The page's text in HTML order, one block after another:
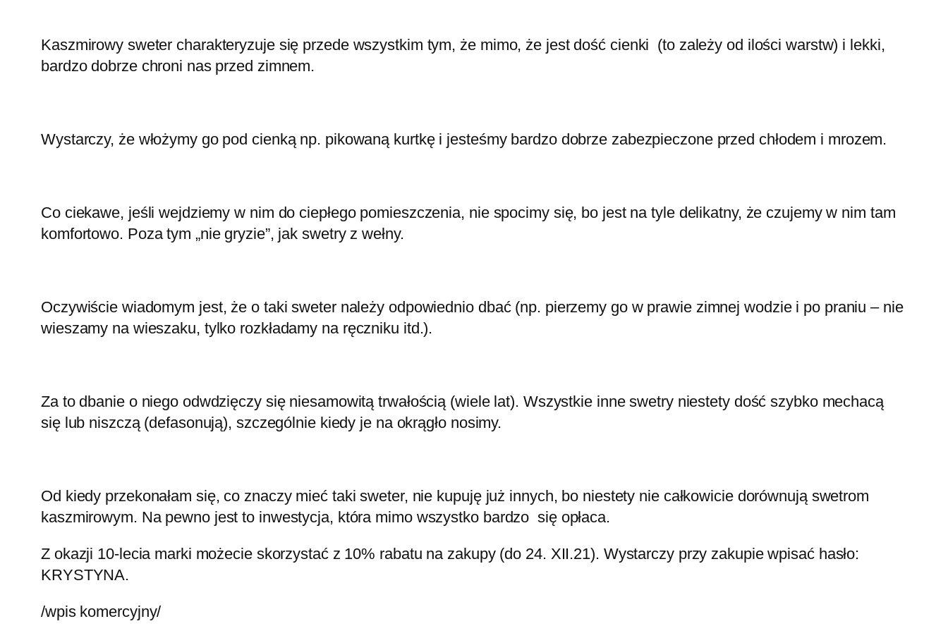
Kaszmirowy sweter charakteryzuje się przede wszystkim tym, że mimo, że jest dość cienki (to zależy od ilości warstw) i lekki,
bardzo dobrze chroni nas przed zimnem.
Wystarczy, że włożymy go pod cienką np. pikowaną kurtkę i jesteśmy bardzo dobrze zabezpieczone przed chłodem i mrozem.
Co ciekawe, jeśli wejdziemy w nim do ciepłego pomieszczenia, nie spocimy się, bo jest na tyle delikatny, że czujemy w nim tam
komfortowo. Poza tym „nie gryzie”, jak swetry z wełny.
Oczywiście wiadomym jest, że o taki sweter należy odpowiednio dbać (np. pierzemy go w prawie zimnej wodzie i po praniu – nie
wieszamy na wieszaku, tylko rozkładamy na ręczniku itd.).
Za to dbanie o niego odwdzięczy się niesamowitą trwałością (wiele lat). Wszystkie inne swetry niestety dość szybko mechacą
się lub niszczą (defasonują), szczególnie kiedy je na okrągło nosimy.
Od kiedy przekonałam się, co znaczy mieć taki sweter, nie kupuję już innych, bo niestety nie całkowicie dorównują swetrom
kaszmirowym. Na pewno jest to inwestycja, która mimo wszystko bardzo się opłaca.
Z okazji 10-lecia marki możecie skorzystać z 10% rabatu na zakupy (do 24. XII.21). Wystarczy przy zakupie wpisać hasło:
KRYSTYNA.
/wpis komercyjny/